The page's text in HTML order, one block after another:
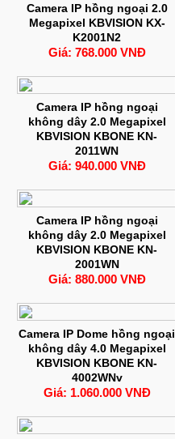
Camera IP hồng ngoại 2.0
Megapixel KBVISION KX-
K2001N2
Giá: 768.000 VNĐ
Camera IP hồng ngoại
không dây 2.0 Megapixel
KBVISION KBONE KN-
2011WN
Giá: 940.000 VNĐ
Camera IP hồng ngoại
không dây 2.0 Megapixel
KBVISION KBONE KN-
2001WN
Giá: 880.000 VNĐ
Camera IP Dome hồng ngoại
không dây 4.0 Megapixel
KBVISION KBONE KN-
4002WNv
Giá: 1.060.000 VNĐ